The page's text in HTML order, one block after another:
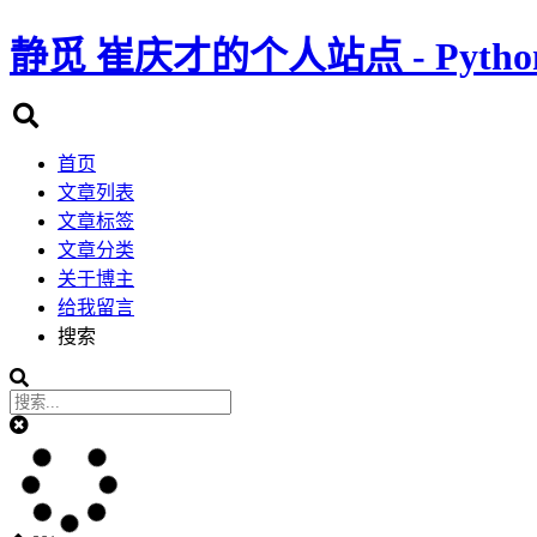
静觅 崔庆才的个人站点 -
首页
文章列表
文章标签
文章分类
关于博主
给我留言
搜索